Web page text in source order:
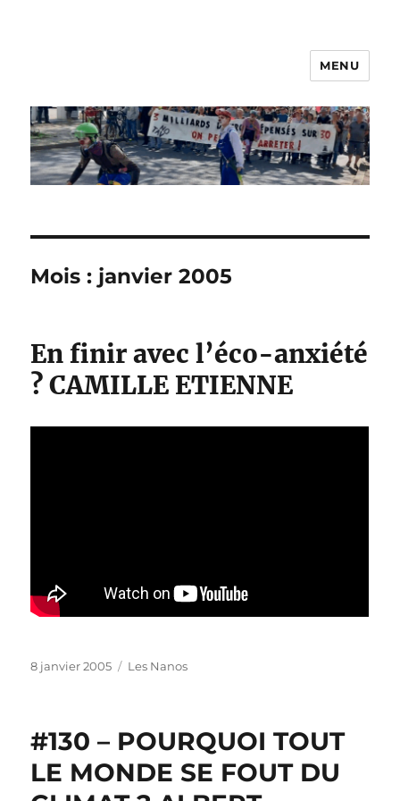
MENU
Mois : janvier 2005
En finir avec l’éco-anxiété
? CAMILLE ETIENNE
Publié
8 janvier 2005 Catégories
Les Nanos
#130 – POURQUOI TOUT
LE MONDE SE FOUT DU